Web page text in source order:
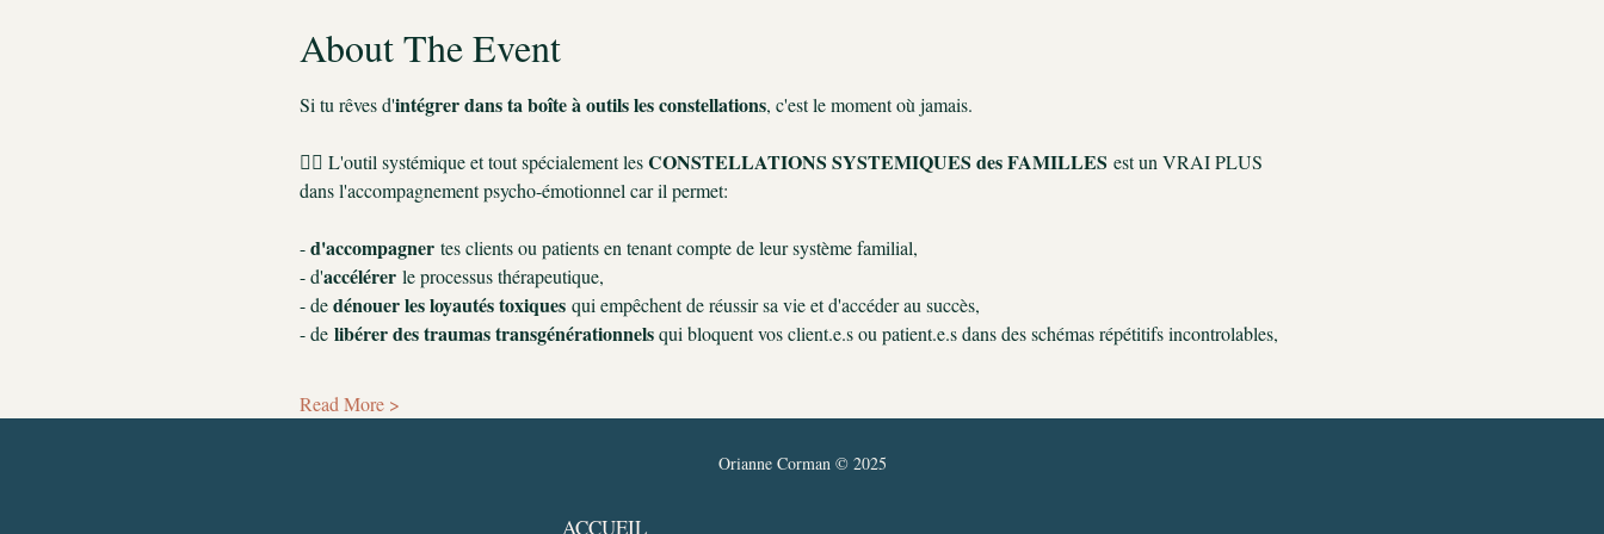
About The Event
Si tu rêves d'intégrer dans ta boîte à outils les constellations, c'est le moment où jamais.
👉🏼 L'outil systémique et tout spécialement les CONSTELLATIONS SYSTEMIQUES des FAMILLES est un VRAI PLUS
dans l'accompagnement psycho-émotionnel car il permet:
- d'accompagner tes clients ou patients en tenant compte de leur système familial,
- d'accélérer le processus thérapeutique,
- de dénouer les loyautés toxiques qui empêchent de réussir sa vie et d'accéder au succès,
- de libérer des traumas transgénérationnels qui bloquent vos client.e.s ou patient.e.s dans des schémas répétitifs incontrolables,
Read More >
Orianne Corman © 2025
ACCUEIL